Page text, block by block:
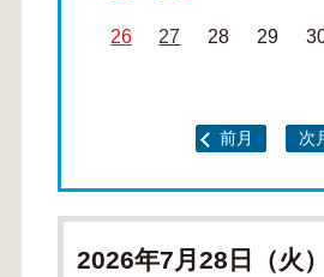
26 27 28 29
前月 次
2026年7月28日（火